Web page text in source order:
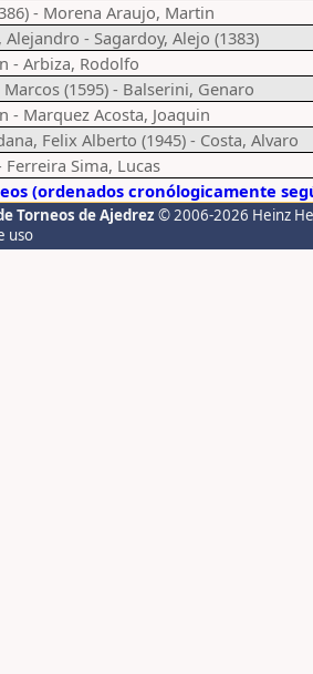
- Morena Araujo, Martin
Alejandro - Sagardoy, Alejo (1383)
- Arbiza, Rodolfo
(1595) - Balserini, Genaro
- Marquez Acosta, Joaquin
Felix Alberto (1945) - Costa, Alvaro
Sima, Lucas
(ordenados cronólogicamente
Torneos de Ajedrez © 2006-2026 Heinz
uso